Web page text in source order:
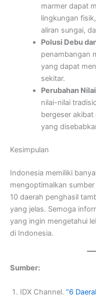
marmer dapat
lingkungan
aliran sungai,
Polusi Debu
penambangan
yang dapat
sekitar.
Perubahan
nilai-nilai
bergeser
yang
Kesimpulan
Indonesia memiliki
mengoptimalkan
10 daerah penghasil
yang jelas. Semoga
yang ingin mengetahui
di Indonesia.
Sumber:
IDX Channel. “6